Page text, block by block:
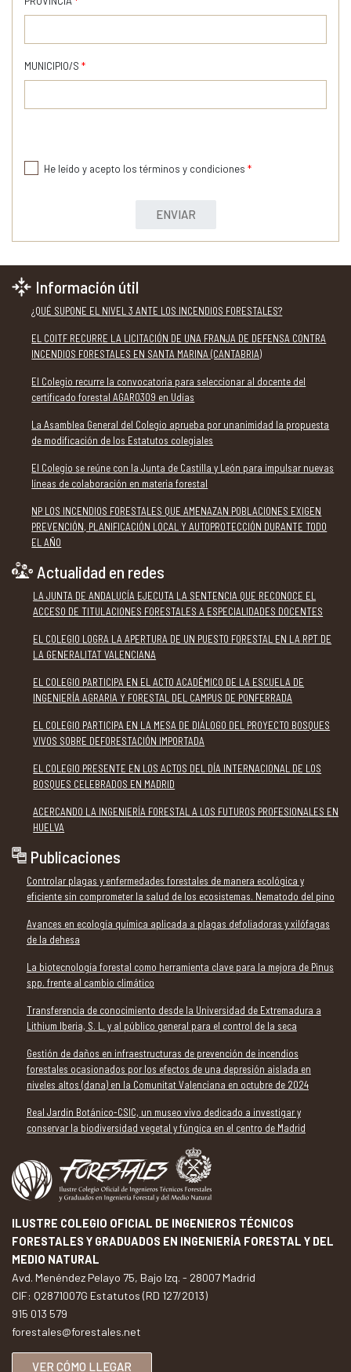
MUNICIPIO/S *
He leído y acepto los términos y condiciones *
ENVIAR
Información útil
¿QUÉ SUPONE EL NIVEL 3 ANTE LOS INCENDIOS FORESTALES?
EL COITF RECURRE LA LICITACIÓN DE UNA FRANJA DE DEFENSA CONTRA
INCENDIOS FORESTALES EN SANTA MARINA (CANTABRIA)
El Colegio recurre la convocatoria para seleccionar al docente del
certificado forestal AGAR0309 en Udías
La Asamblea General del Colegio aprueba por unanimidad la propuesta
de modificación de los Estatutos colegiales
El Colegio se reúne con la Junta de Castilla y León para impulsar nuevas
líneas de colaboración en materia forestal
NP LOS INCENDIOS FORESTALES QUE AMENAZAN POBLACIONES EXIGEN
PREVENCIÓN, PLANIFICACIÓN LOCAL Y AUTOPROTECCIÓN DURANTE TODO
EL AÑO
Actualidad en redes
LA JUNTA DE ANDALUCÍA EJECUTA LA SENTENCIA QUE RECONOCE EL
ACCESO DE TITULACIONES FORESTALES A ESPECIALIDADES DOCENTES
EL COLEGIO LOGRA LA APERTURA DE UN PUESTO FORESTAL EN LA RPT DE
LA GENERALITAT VALENCIANA
EL COLEGIO PARTICIPA EN EL ACTO ACADÉMICO DE LA ESCUELA DE
INGENIERÍA AGRARIA Y FORESTAL DEL CAMPUS DE PONFERRADA
EL COLEGIO PARTICIPA EN LA MESA DE DIÁLOGO DEL PROYECTO BOSQUES
VIVOS SOBRE DEFORESTACIÓN IMPORTADA
EL COLEGIO PRESENTE EN LOS ACTOS DEL DÍA INTERNACIONAL DE LOS
BOSQUES CELEBRADOS EN MADRID
ACERCANDO LA INGENIERÍA FORESTAL A LOS FUTUROS PROFESIONALES EN
HUELVA
Publicaciones
Controlar plagas y enfermedades forestales de manera ecológica y
eficiente sin comprometer la salud de los ecosistemas. Nematodo del pino
Avances en ecología química aplicada a plagas defoliadoras y xilófagas
de la dehesa
La biotecnología forestal como herramienta clave para la mejora de Pinus
spp. frente al cambio climático
Transferencia de conocimiento desde la Universidad de Extremadura a
Lithium Iberia, S. L. y al público general para el control de la seca
Gestión de daños en infraestructuras de prevención de incendios
forestales ocasionados por los efectos de una depresión aislada en
niveles altos (dana) en la Comunitat Valenciana en octubre de 2024
Real Jardín Botánico-CSIC, un museo vivo dedicado a investigar y
conservar la biodiversidad vegetal y fúngica en el centro de Madrid
ILUSTRE COLEGIO OFICIAL DE INGENIEROS TÉCNICOS
FORESTALES Y GRADUADOS EN INGENIERÍA FORESTAL Y DEL
MEDIO NATURAL
Avd. Menéndez Pelayo 75, Bajo Izq. - 28007 Madrid
CIF: Q2871007G Estatutos (RD 127/2013)
915 013 579
forestales@forestales.net
VER CÓMO LLEGAR